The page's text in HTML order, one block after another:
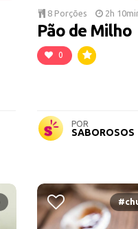
8 Porções 2h
Pão de Milho
0
POR
SABOROSOS